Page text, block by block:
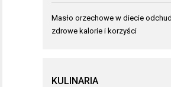
Masło orzechowe w diecie
zdrowe kalorie i korzyści
KULINARIA